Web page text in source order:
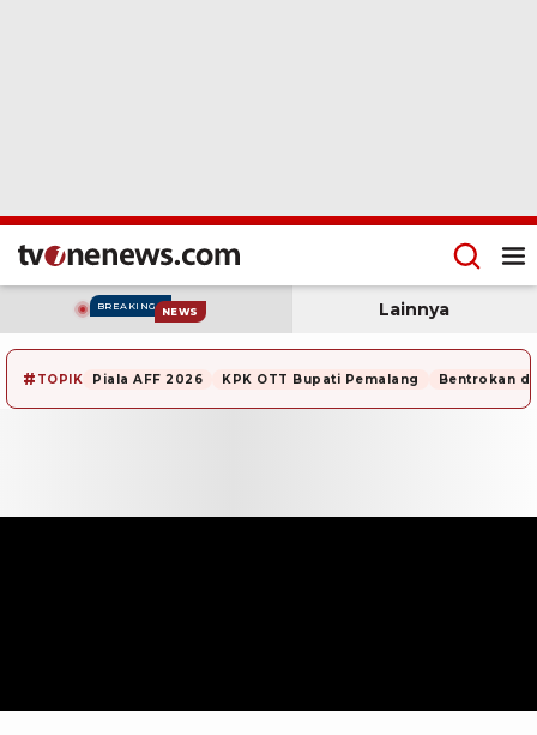
BREAKING NEWS Lainnya
# TOPIK Piala AFF 2026 KPK OTT Bupati Pemalang Bentrokan di